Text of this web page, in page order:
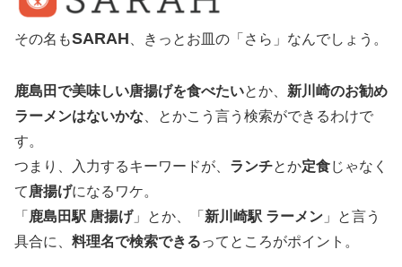
その名もSARAH 、きっとお皿の「さら」なんでしょう。
鹿島田で美味しい唐揚げを食べたいとか、 新川崎のお勧め
ラーメンはないかな 、とかこう言う検索ができるわけで
す。
つまり、入力するキーワードが、 ランチとか定食じゃなく
て 唐揚げになるワケ。
「 鹿島田駅 唐揚げ」とか、「 新川崎駅 ラーメン 」と言う
具合に、 料理名で検索できるってところがポイント。